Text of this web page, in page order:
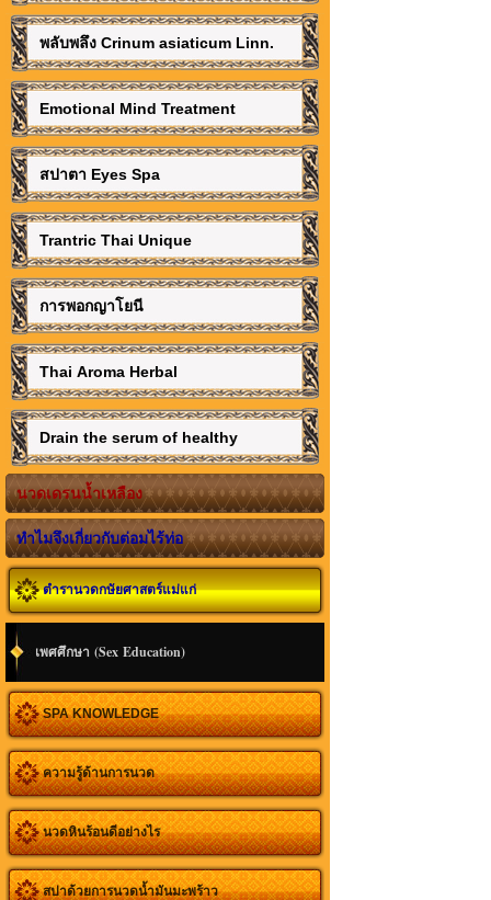
พลับพลึง Crinum asiaticum Linn.
Emotional Mind Treatment
สปาตา Eyes Spa
Trantric Thai Unique
การพอกญาโยนี
Thai Aroma Herbal
Drain the serum of healthy
นวดเดรนน้ำเหลือง
ทำไมจึงเกี่ยวกับต่อมไร้ท่อ
ตำรานวดกษัยศาสตร์แม่แก่
เพศศึกษา (Sex Education)
SPA KNOWLEDGE
ความรู้ด้านการนวด
นวดหินร้อนดีอย่างไร
สปาด้วยการนวดน้ำมันมะพร้าว